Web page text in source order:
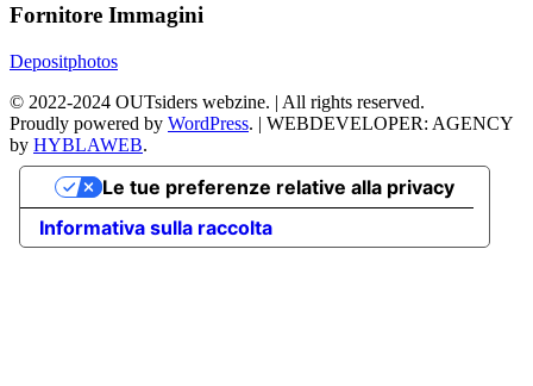
Fornitore Immagini
Depositphotos
© 2022-2024 OUTsiders webzine. | All rights reserved.
Proudly powered by WordPress. | WEBDEVELOPER: AGENCY
by HYBLAWEB.
Informativa sulla raccolta
Le tue preferenze relative alla privacy